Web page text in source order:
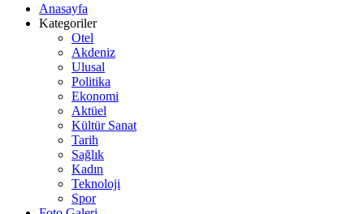
Anasayfa
Kategoriler
Otel
Akdeniz
Ulusal
Politika
Ekonomi
Aktüel
Kültür Sanat
Tarih
Sağlık
Kadın
Teknoloji
Spor